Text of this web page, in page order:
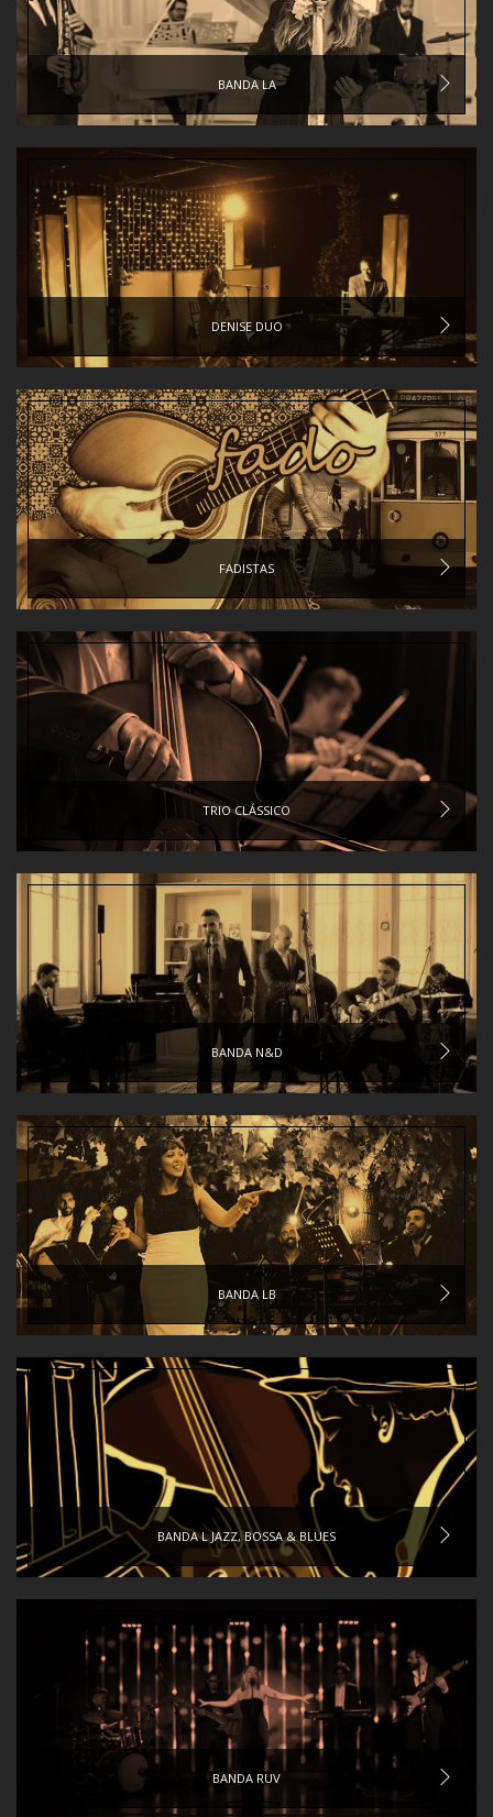
BANDA LA
DENISE DUO
FADISTAS
TRIO CLÁSSICO
BANDA N&D
BANDA LB
BANDA L JAZZ, BOSSA & BLUES
BANDA RUV